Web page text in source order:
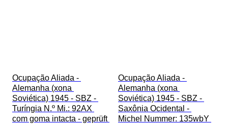
Ocupação Aliada -
Alemanha (xona
Soviética) 1945 - SBZ -
Turíngia N.º Mi.: 92AX
com goma intacta - geprüft
Ocupação Aliada -
Alemanha (xona
Soviética) 1945 - SBZ -
Saxônia Ocidental -
Michel Nummer: 135wbY